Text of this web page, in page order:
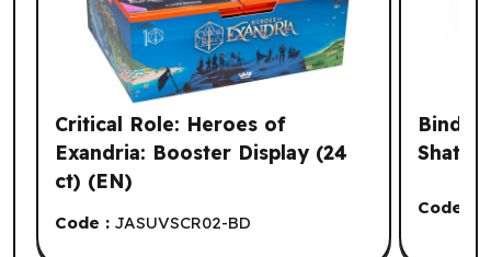
Critical Role: Heroes of
Exandria: Booster Display (24
ct) (EN)
Code : JASUVSCR02-BD
Code :